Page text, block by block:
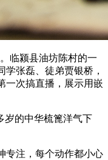
临颍县油坊陈村的一
张磊、徒弟贾银桥，
一次搞直播，展示用嵌
的中华梳篦洋气下
注，每个动作都小心